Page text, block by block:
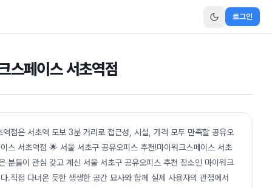
로그인
스페이스 서초역점
점은 서초역 도보 3분 거리로 접근성, 시설, 가격 모두 만족할 공유오
스 서초역점 🌟 서울 서초구 공유오피스 추천!마이워크스페이스 서초
분들이 관심 갖고 계신 서울 서초구 공유오피스 추천 장소인 마이워크
.직접 다녀온 듯한 생생한 공간 묘사와 함께 실제 사용자의 관점에서